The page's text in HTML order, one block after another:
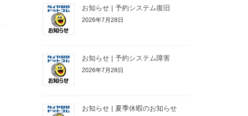
お知らせ | 予約システム復旧
2026年7月28日
お知らせ | 予約システム障害
2026年7月28日
お知らせ | 夏季休暇のお知らせ